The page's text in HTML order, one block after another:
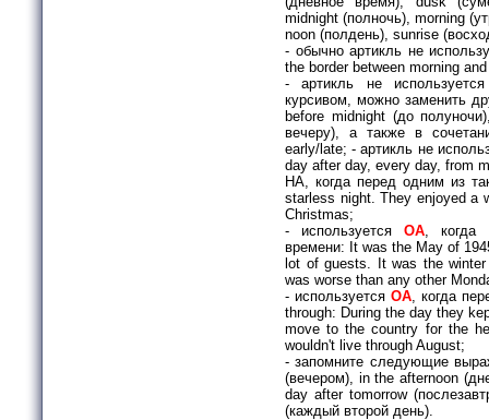
midnight (полночь), morning
noon (полдень), sunrise
- обычно артикль не
the border between morning
- артикль не
курсивом, можно заменить
before midnight (до
вечеру), а также в
early/late; - артикль не
day after day, every day, from
НА, когда перед одним из
starless night. They enjoyed a
Christmas;
- используетсяОА , когда
времени: It was the May of
lot of guests. It was the
was worse than any other
- используетсяОА , когда
through: During the day they
move to the country for the
wouldn't live through August;
- запомните следующие
(вечером), in the afternoon
day after tomorrow
(каждый второй день).